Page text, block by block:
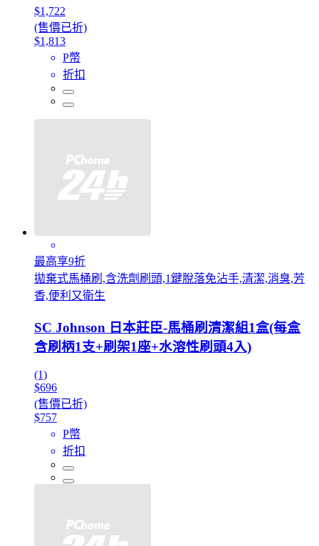
$1,722
(售價已折)
$1,813
P幣
折扣
最高享9折
拋棄式馬桶刷,含洗劑刷頭,1鍵脫落免沾手,清潔,消臭,芳
香,便利又衛生
SC Johnson 日本莊臣-馬桶刷清潔組1盒(每盒
含刷柄1支+刷架1座+水溶性刷頭4入)
(1)
$696
(售價已折)
$757
P幣
折扣